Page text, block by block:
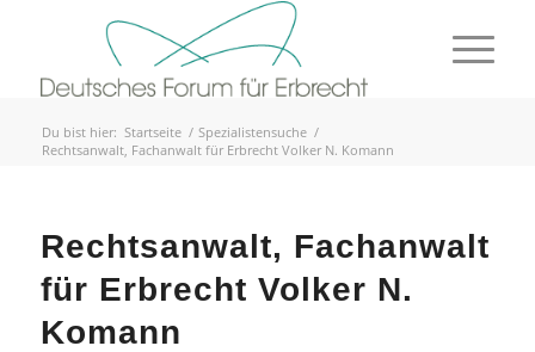
Du bist hier: Startseite / Spezialistensuche /
Rechtsanwalt, Fachanwalt für Erbrecht Volker N. Komann
Rechtsanwalt, Fachanwalt
für Erbrecht Volker N.
Komann